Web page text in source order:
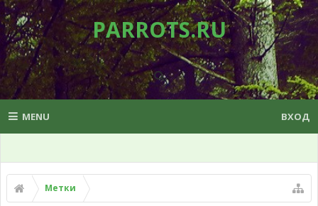
PARROTS.RU
MENU ВХОД
Метки